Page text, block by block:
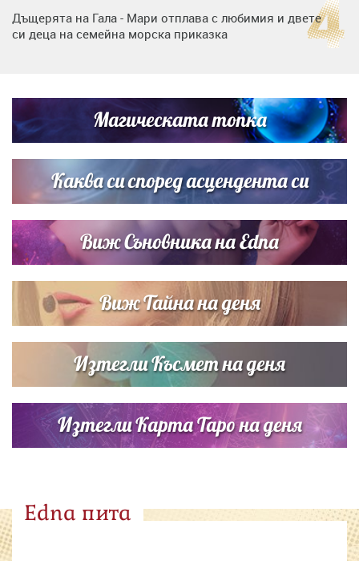
Дъщерята на Гала - Мари отплава с любимия и двете
си деца на семейна морска приказка
Братя Аргирови я изненадаха с песен
Магическата топка
Каква си според асцендента си
Виж Съновника на Edna
Виж Тайна на деня
Изтегли Късмет на деня
Изтегли Карта Таро на деня
Edna пита